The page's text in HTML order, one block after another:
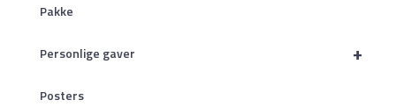
Pakke
+
Personlige gaver
Posters